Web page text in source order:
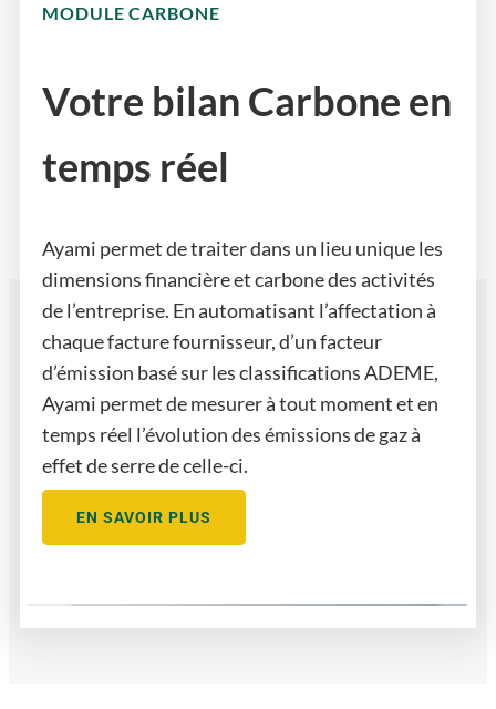
MODULE CARBONE
Votre bilan Carbone en
temps réel
Ayami permet de traiter dans un lieu unique les
dimensions financière et carbone des activités
de l’entreprise. En automatisant l’affectation à
chaque facture fournisseur, d’un facteur
d’émission basé sur les classifications ADEME,
Ayami permet de mesurer à tout moment et en
temps réel l’évolution des émissions de gaz à
effet de serre de celle-ci.
EN SAVOIR PLUS